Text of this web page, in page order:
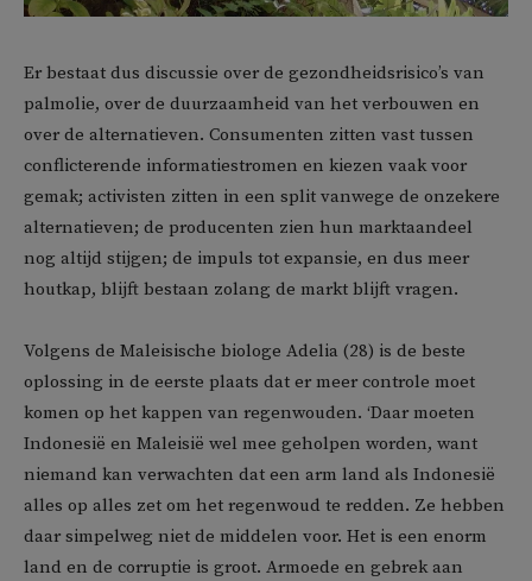
Er bestaat dus discussie over de gezondheidsrisico’s van
palmolie, over de duurzaamheid van het verbouwen en
over de alternatieven. Consumenten zitten vast tussen
conflicterende informatiestromen en kiezen vaak voor
gemak; activisten zitten in een split vanwege de onzekere
alternatieven; de producenten zien hun marktaandeel
nog altijd stijgen; de impuls tot expansie, en dus meer
houtkap, blijft bestaan zolang de markt blijft vragen.
Volgens de Maleisische biologe Adelia (28) is de beste
oplossing in de eerste plaats dat er meer controle moet
komen op het kappen van regenwouden. ‘Daar moeten
Indonesië en Maleisië wel mee geholpen worden, want
niemand kan verwachten dat een arm land als Indonesië
alles op alles zet om het regenwoud te redden. Ze hebben
daar simpelweg niet de middelen voor. Het is een enorm
land en de corruptie is groot. Armoede en gebrek aan